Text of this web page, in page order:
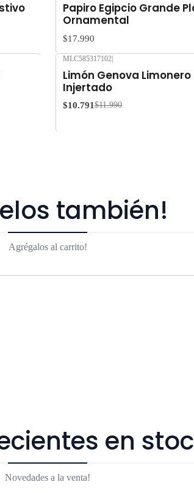
Papiro Egipcio Grande
Ornamental
$17.990
MLC585317102|
Limón Genova
Injertado
$10.791 $11.990
también!
Agrégalos al carrito!
en
Novedades a la venta!